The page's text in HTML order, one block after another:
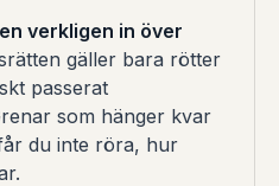
verkligen in över
gäller bara rötter
passerat
som hänger kvar
du inte röra, hur